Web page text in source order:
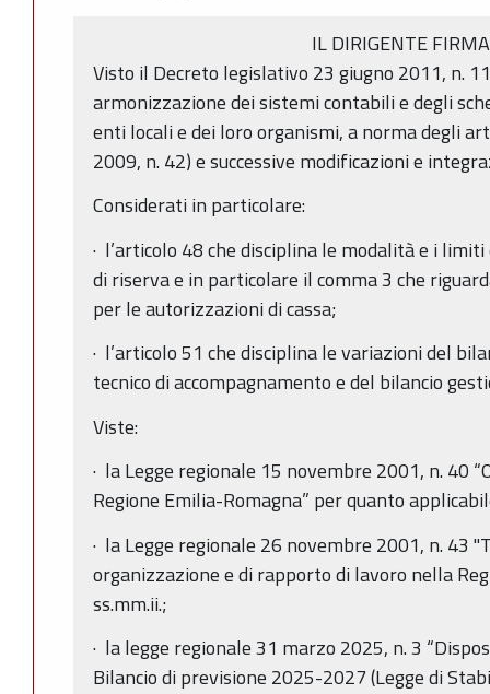
IL DIRIGENTE
Visto il Decreto legislativo 23 giugno 2011, n.
armonizzazione dei sistemi contabili e degli
enti locali e dei loro organismi, a norma degli
2009, n. 42) e successive modificazioni e
Considerati in particolare:
· l’articolo 48 che disciplina le modalità e i
di riserva e in particolare il comma 3 che
per le autorizzazioni di cassa;
· l’articolo 51 che disciplina le variazioni del
tecnico di accompagnamento e del bilancio
Viste:
· la Legge regionale 15 novembre 2001, n. 40
Regione Emilia-Romagna” per quanto
· la Legge regionale 26 novembre 2001, n. 43
organizzazione e di rapporto di lavoro nella
ss.mm.ii.;
· la legge regionale 31 marzo 2025, n. 3
Bilancio di previsione 2025-2027 (Legge di